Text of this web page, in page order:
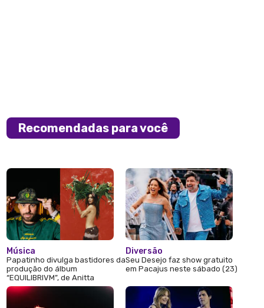
Recomendadas para você
Música
Papatinho divulga bastidores da
produção do álbum
“EQUILIBRIVM”, de Anitta
Diversão
Seu Desejo faz show gratuito
em Pacajus neste sábado (23)